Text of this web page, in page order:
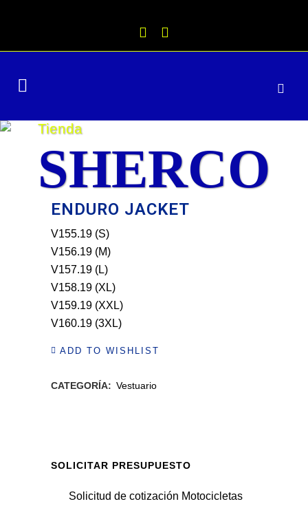
Tienda
SHERCO
ENDURO JACKET
V155.19 (S)
V156.19 (M)
V157.19 (L)
V158.19 (XL)
V159.19 (XXL)
V160.19 (3XL)
ADD TO WISHLIST
CATEGORÍA: Vestuario
SOLICITAR PRESUPUESTO
Solicitud de cotización Motocicletas